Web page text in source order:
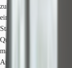
zukünftige Büromeile
einem Hotel,
Stadt Mannheim ist
Quartiers sind Ernst &
markanten Victoria-
Anbindung durch den